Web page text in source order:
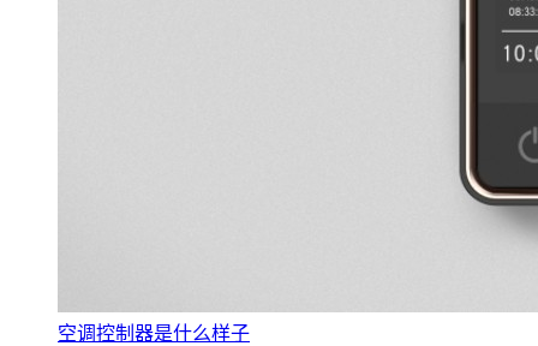
空调控制器是什么样子